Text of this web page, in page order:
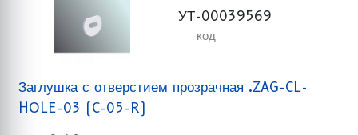
УТ-00039569
код
Заглушка с отверстием прозрачная .ZAG-CL-
HOLE-03 (C-05-R)